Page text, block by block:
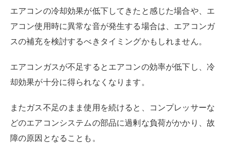
エアコンの冷却効果が低下してきたと感じた場合や、エ
アコン使用時に異常な音が発生する場合は、エアコンガ
スの補充を検討するべきタイミングかもしれません。
エアコンガスが不足するとエアコンの効率が低下し、冷
却効果が十分に得られなくなります。
またガス不足のまま使用を続けると、コンプレッサーな
どのエアコンシステムの部品に過剰な負荷がかかり、故
障の原因となることも。